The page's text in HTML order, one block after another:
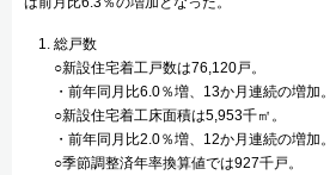
総戸数
○新設住宅着工戸数は76,120戸。
・前年同月比6.0％増、13か月連続の増加。
○新設住宅着工床面積は5,953千㎡。
・前年同月比2.0％増、12か月連続の増加。
○季節調整済年率換算値では927千戸。